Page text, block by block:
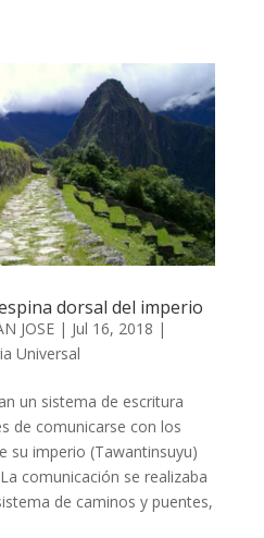
dorsal del imperio
JOSE| Jul 16, 2018 |
Universal
un sistema de escritura
de comunicarse con los
su imperio (Tawantinsuyu)
comunicación se realizaba
de caminos y puentes,